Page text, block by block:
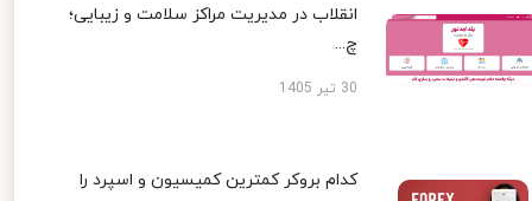
انقلاب در مدیریت مراکز سلامت و زیبایی؛
چ...
30 تیر 1405
کدام بروکر کمترین کمیسیون و اسپرد را